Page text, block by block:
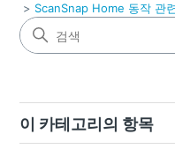
ScanSnap Home 동작 관
이 카테고리의 항목